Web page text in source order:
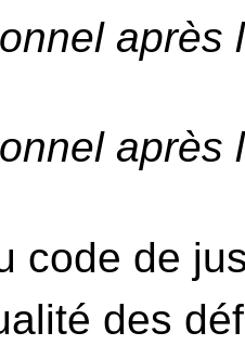
après
après
code de
des